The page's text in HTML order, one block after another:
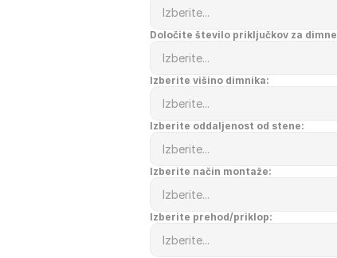
Določite število priključkov za
Izberite višino dimnika:
Izberite oddaljenost od stene:
Izberite način montaže:
Izberite prehod/priklop: